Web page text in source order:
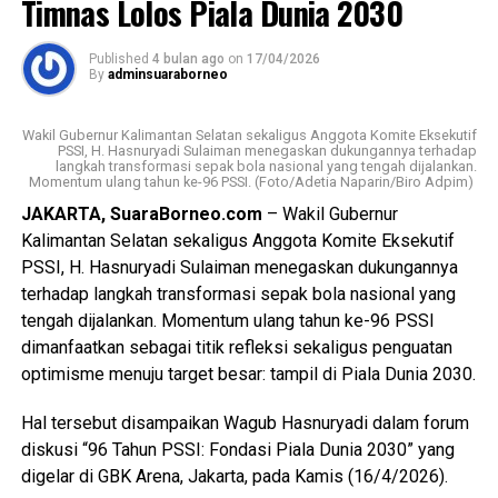
Keberhasilan Kalsel mempertahankan gelar ini—setelah
sebelumnya juga meraih penghargaan yang sama pada
tahun 2025—menjadi bukti komitmen kuat pemerintah
lokal secara profesional. Capaian tersebut sekaligus
memperkuat peran anjungan sebagai wajah budaya daerah
di tingkat nasional.
Gubernur Kalsel, H. Muhidin melalui Asisten Perekonomian
dan Pembangunan Sekretariat Daerah Provinsi Kalsel,
Ariadi Noor, yang ditemui di sela-sela acara menyampaikan
rasa syukur dan apresiasi atas capaian tersebut.
Ariadi menegaskan bahwa penghargaan ini merupakan
daerah, pengelola anjungan, hingga para pelaku seni dan
budaya yang terus menjaga dan mengembangkan warisan
daerah.
yang aman, layak, pasti, dan bertanggung jawab,” tegas
Robert.
Keselamatan masyarakat adalah prinsip utama dalam
yang berpotensi menimbulkan korban harus menjadi
perhatian serius seluruh penyelenggara layanan. Operator
operasional, tetapi wajib memastikan bahwa keselamatan
pengguna menjadi prioritas utama dalam setiap aspek
pelayanan.
Ombudsman RI menilai bahwa insiden ini harus menjadi
momentum evaluasi besar terhadap potensi
maladministrasi dalam tata kelola pelayanan transportasi.
Hal tersebut dapat berupa kelalaian prosedural, lemahnya
mitigasi risiko, tidak optimalnya koordinasi
antarpenyelenggara, hingga potensi pengabaian terhadap
standar keselamatan pelayanan. Risiko yang berulang tidak
Timnas Lolos Piala Dunia 2030
Published 4 bulan ago on 17/04/2026
By adminsuaraborneo
Wakil Gubernur Kalimantan Selatan sekaligus Anggota Komite Eksekutif
PSSI, H. Hasnuryadi Sulaiman menegaskan dukungannya terhadap
langkah transformasi sepak bola nasional yang tengah dijalankan.
Momentum ulang tahun ke-96 PSSI. (Foto/Adetia Naparin/Biro Adpim)
JAKARTA, SuaraBorneo.com – Wakil Gubernur
Kalimantan Selatan sekaligus Anggota Komite Eksekutif
PSSI, H. Hasnuryadi Sulaiman menegaskan dukungannya
terhadap langkah transformasi sepak bola nasional yang
tengah dijalankan. Momentum ulang tahun ke-96 PSSI
dimanfaatkan sebagai titik refleksi sekaligus penguatan
optimisme menuju target besar: tampil di Piala Dunia 2030.
Hal tersebut disampaikan Wagub Hasnuryadi dalam forum
diskusi “96 Tahun PSSI: Fondasi Piala Dunia 2030” yang
digelar di GBK Arena, Jakarta, pada Kamis (16/4/2026).